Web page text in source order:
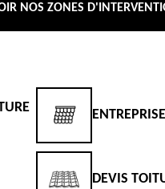
NOS ZONES
DEVIS